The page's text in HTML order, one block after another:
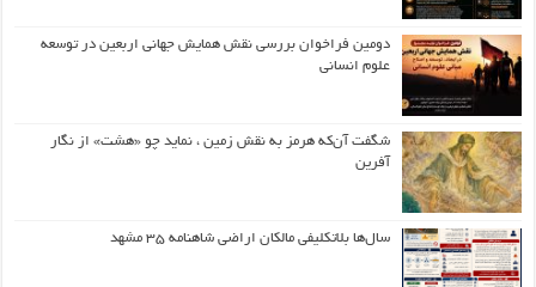
دومین فراخوان بررسی نقش همایش جهانی اربعین در توسعه
علوم انسانی
شگفت آن‌که هرمز به نقش زمین ، نماید چو «هشت» از نگار
آفرین
سال‌ها بلاتکلیفی مالکان اراضی شاهنامه ۳۵ مشهد